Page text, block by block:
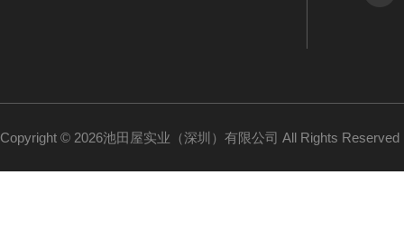
Copyright © 2026池田屋实业（深圳）有限公司 All Rights